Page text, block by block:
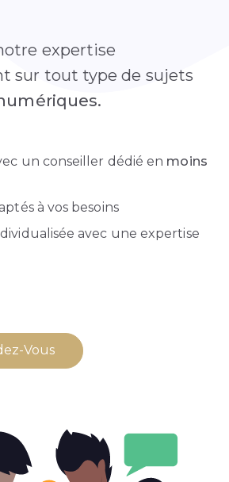
expertise
sur tout type de sujets
un conseiller dédié en moins
à vos besoins
avec une expertise
Vous